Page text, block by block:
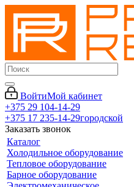
ВойтиМой кабинет
+375 29 104-14-29
+375 17 235-14-29городской
Заказать звонок
Каталог
Холодильное оборудование
Тепловое оборудование
Барное оборудование